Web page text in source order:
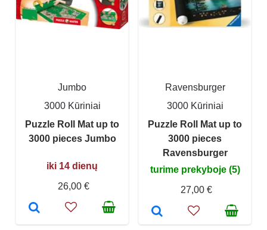
Jumbo
3000 Kūriniai
Puzzle Roll Mat up to
3000 pieces Jumbo
iki 14 dienų
26,00 €
Ravensburger
3000 Kūriniai
Puzzle Roll Mat up to
3000 pieces
Ravensburger
turime prekyboje (5)
27,00 €